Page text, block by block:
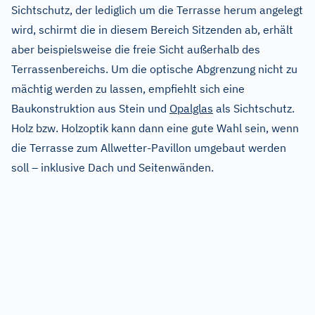
Sichtschutz, der lediglich um die Terrasse herum angelegt
wird, schirmt die in diesem Bereich Sitzenden ab, erhält
aber beispielsweise die freie Sicht außerhalb des
Terrassenbereichs. Um die optische Abgrenzung nicht zu
mächtig werden zu lassen, empfiehlt sich eine
Baukonstruktion aus Stein und Opalglas als Sichtschutz.
Holz bzw. Holzoptik kann dann eine gute Wahl sein, wenn
die Terrasse zum Allwetter-Pavillon umgebaut werden
soll – inklusive Dach und Seitenwänden.